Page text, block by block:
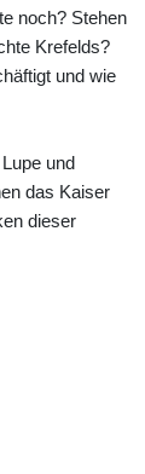
noch? Stehen
Krefelds?
und wie
und
das Kaiser
dieser